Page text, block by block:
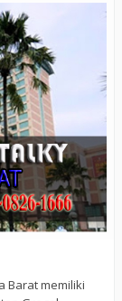
Barat memiliki